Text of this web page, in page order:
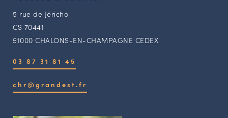
5 rue de Jéricho
CS 70441
51000 CHALONS-EN-CHAMPAGNE CEDEX
03 87 31 81 45
chr@grandest.fr